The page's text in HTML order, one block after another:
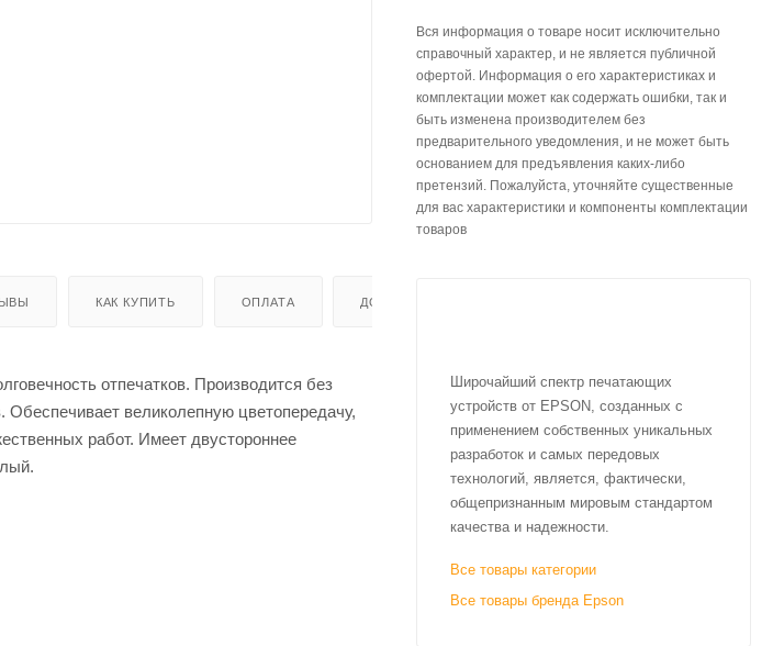
КАК КУПИТЬ ОПЛАТА ДОСТАВКА
отпечатков. Производится без
Обеспечивает великолепную цветопередачу,
работ. Имеет двустороннее
Вся информация о товаре носит исключительно
справочный характер, и не является публичной
офертой. Информация о его характеристиках и
комплектации может как содержать ошибки, так и
быть изменена производителем без
предварительного уведомления, и не может быть
основанием для предъявления каких-либо
претензий. Пожалуйста, уточняйте существенные
для вас характеристики и компоненты комплектации
товаров
Широчайший спектр печатающих
устройств от EPSON, созданных с
применением собственных уникальных
разработок и самых передовых
технологий, является, фактически,
общепризнанным мировым стандартом
качества и надежности.
Все товары категории
Все товары бренда Epson